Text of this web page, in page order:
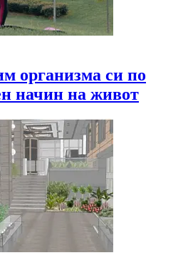
организма си по
начин на живот